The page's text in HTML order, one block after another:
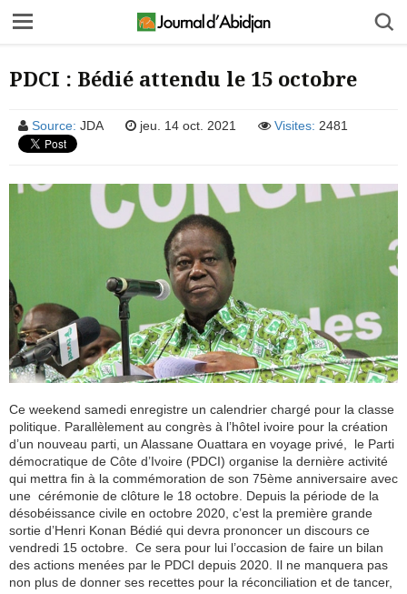
PDCI : Bédié attendu le 15 octobre
Source: JDA jeu. 14 oct. 2021 Visites: 2481
Ce weekend samedi enregistre un calendrier chargé pour la classe
politique. Parallèlement au congrès à l’hôtel ivoire pour la création
d’un nouveau parti, un Alassane Ouattara en voyage privé, le Parti
démocratique de Côte d’Ivoire (PDCI) organise la dernière activité
qui mettra fin à la commémoration de son 75ème anniversaire avec
une cérémonie de clôture le 18 octobre. Depuis la période de la
désobéissance civile en octobre 2020, c’est la première grande
sortie d’Henri Konan Bédié qui devra prononcer un discours ce
vendredi 15 octobre. Ce sera pour lui l’occasion de faire un bilan
des actions menées par le PDCI depuis 2020. Il ne manquera pas
non plus de donner ses recettes pour la réconciliation et de tancer,